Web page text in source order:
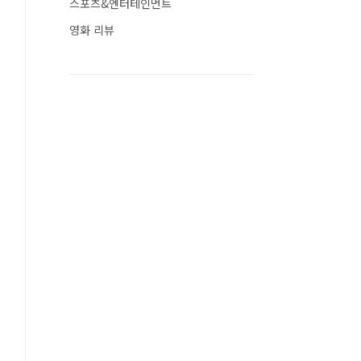
스포츠&엔터테인먼트
영화 리뷰